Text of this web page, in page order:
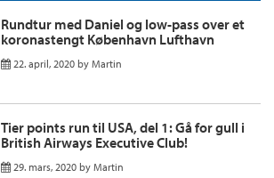
Rundtur med Daniel og low-pass over et
koronastengt København Lufthavn
22. april, 2020 by Martin
Tier points run til USA, del 1: Gå for gull i
British Airways Executive Club!
29. mars, 2020 by Martin